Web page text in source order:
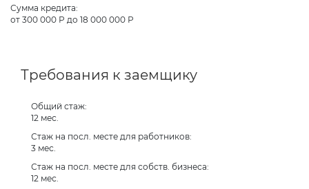
Сумма кредита:
от 300 000 Р до 18 000 000 Р
Требования к заемщику
Общий стаж:
12 мес.
Стаж на посл. месте для работников:
3 мес.
Стаж на посл. месте для собств. бизнеса:
12 мес.